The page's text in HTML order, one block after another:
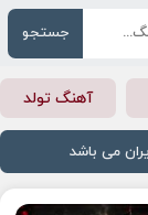
جستجو
آهنگ تولد
می باشد